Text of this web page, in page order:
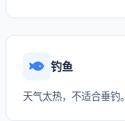
钓鱼
天气太热，不适合垂钓。